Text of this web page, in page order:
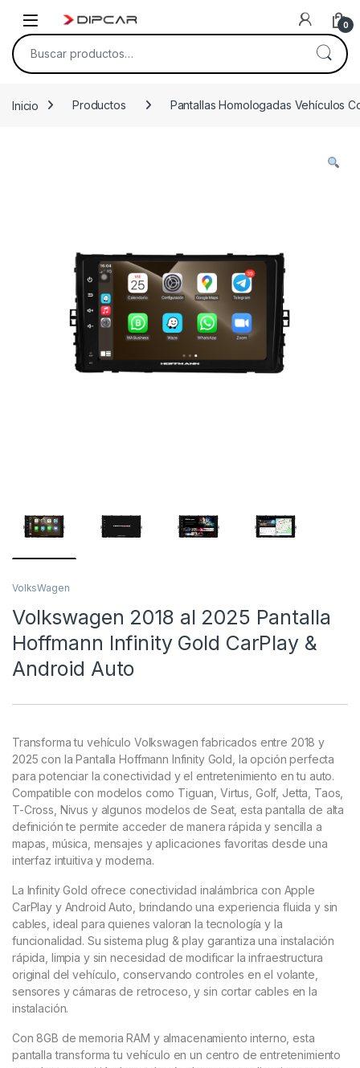
0
Buscar por:
Inicio Productos Pantallas Homologadas Vehículos
VolksWagen
Volkswagen 2018 al 2025 Pantalla
Hoffmann Infinity Gold CarPlay &
Android Auto
Transforma tu vehículo Volkswagen fabricados entre 2018 y
2025 con la Pantalla Hoffmann Infinity Gold, la opción perfecta
para potenciar la conectividad y el entretenimiento en tu auto.
Compatible con modelos como Tiguan, Virtus, Golf, Jetta, Taos,
T-Cross, Nivus y algunos modelos de Seat, esta pantalla de alta
definición te permite acceder de manera rápida y sencilla a
mapas, música, mensajes y aplicaciones favoritas desde una
interfaz intuitiva y moderna.
La Infinity Gold ofrece conectividad inalámbrica con Apple
CarPlay y Android Auto, brindando una experiencia fluida y sin
cables, ideal para quienes valoran la tecnología y la
funcionalidad. Su sistema plug & play garantiza una instalación
rápida, limpia y sin necesidad de modificar la infraestructura
original del vehículo, conservando controles en el volante,
sensores y cámaras de retroceso, y sin cortar cables en la
instalación.
Con 8GB de memoria RAM y almacenamiento interno, esta
pantalla transforma tu vehículo en un centro de entretenimiento